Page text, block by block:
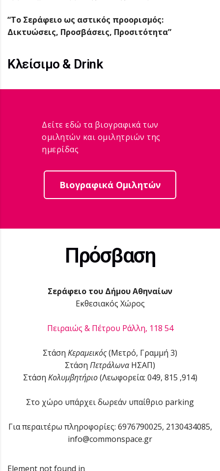
“Το Σεράφειο ως αστικός προορισμός:
Δικτυώσεις, Προσβάσεις, Προσιτότητα”
Κλείσιμο & Drink
Δείτε εδώ τα βιογραφικά των
ομιλητών και ομιλητριών της
ημερίδας
Βιογραφικά Ομιλητών
Πρόσβαση
Σεράφειο του Δήμου Αθηναίων
Εκθεσιακός Χώρος
Πειραιώς & Πέτρου Ράλλη, 118 54
Στάση Κεραμεικός(Μετρό, Γραμμή 3)
Στάση Πετράλωνα ΗΣΑΠ)
Στάση Κολυμβητήριο(Λεωφορεία: 049, 815 ,914)
Στο χώρο υπάρχει δωρεάν υπαίθριο parking
Για περαιτέρω πληροφορίες: 6976790025, 2130434085,
info@commonspace.gr
Element not found in